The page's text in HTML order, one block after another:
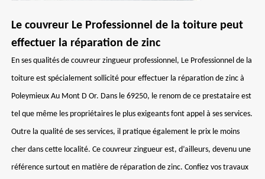
Le couvreur Le Professionnel de la toiture peut
effectuer la réparation de zinc
En ses qualités de couvreur zingueur professionnel, Le Professionnel de la
toiture est spécialement sollicité pour effectuer la réparation de zinc à
Poleymieux Au Mont D Or. Dans le 69250, le renom de ce prestataire est
tel que même les propriétaires le plus exigeants font appel à ses services.
Outre la qualité de ses services, il pratique également le prix le moins
cher dans cette localité. Ce couvreur zingueur est, d’ailleurs, devenu une
référence surtout en matière de réparation de zinc. Confiez vos travaux